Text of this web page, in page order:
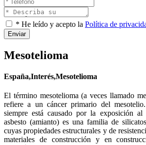
* He leído y acepto la Política de
Enviar
Mesotelioma
España,Interés,Mesotelioma
El término mesotelioma (a veces llamado
refiere a un cáncer primario del
siempre está causado por la exposición al
asbesto (amianto) es una familia de
cuyas propiedades estructurales y de
materiales de construcción y en